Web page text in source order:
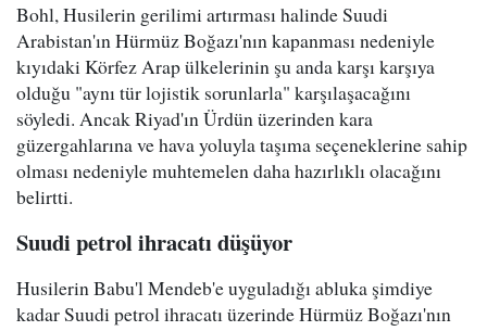
Bohl, Husilerin gerilimi artırması halinde Suudi
Arabistan'ın Hürmüz Boğazı'nın kapanması nedeniyle
kıyıdaki Körfez Arap ülkelerinin şu anda karşı karşıya
olduğu "aynı tür lojistik sorunlarla" karşılaşacağını
söyledi. Ancak Riyad'ın Ürdün üzerinden kara
güzergahlarına ve hava yoluyla taşıma seçeneklerine sahip
olması nedeniyle muhtemelen daha hazırlıklı olacağını
belirtti.
Suudi petrol ihracatı düşüyor
Husilerin Babu'l Mendeb'e uyguladığı abluka şimdiye
kadar Suudi petrol ihracatı üzerinde Hürmüz Boğazı'nın